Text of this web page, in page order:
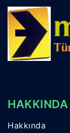
HAKKINDA
Hakkında